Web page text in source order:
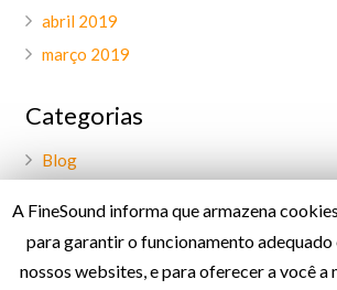
abril 2019
março 2019
Categorias
Blog
A FineSound informa que armazena
para garantir o funcionamento adequado
nossos websites, e para oferecer a você a